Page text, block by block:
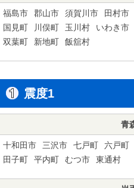
福島市 郡山市 須賀川市 田村市
国見町
川俣町 玉川村 いわき市
双葉町
新地町 飯舘村
震度1
青
十和田市 三沢市 七戸町 六戸町
田子町
平内町 むつ市 東通村